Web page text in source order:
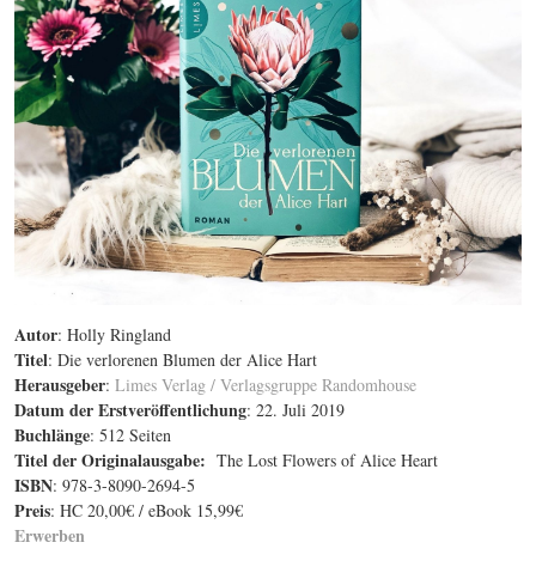
Autor: Holly Ringland
Titel: Die verlorenen Blumen der Alice Hart
Herausgeber: Limes Verlag / Verlagsgruppe Randomhouse
Datum der Erstveröffentlichung: 22. Juli 2019
Buchlänge: 512 Seiten
Titel der Originalausgabe: The Lost Flowers of Alice Heart
ISBN: 978-3-8090-2694-5
Preis: HC 20,00€ / eBook 15,99€
Erwerben